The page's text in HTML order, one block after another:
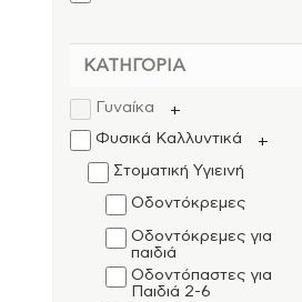
ΚΑΤΗΓΟΡΊΑ
Γυναίκα
+
Φυσικά Καλλυντικά
+
Στοματική Υγιεινή
Οδοντόκρεμες
Οδοντόκρεμες για
παιδιά
Οδοντόπαστες για
Παιδιά 2-6